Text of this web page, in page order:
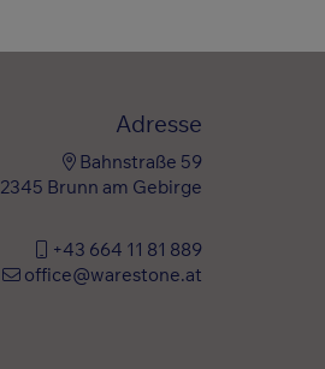
Adresse
Bahnstraße 59
2345 Brunn am Gebirge
+43 664 11 81 889
office@warestone.at